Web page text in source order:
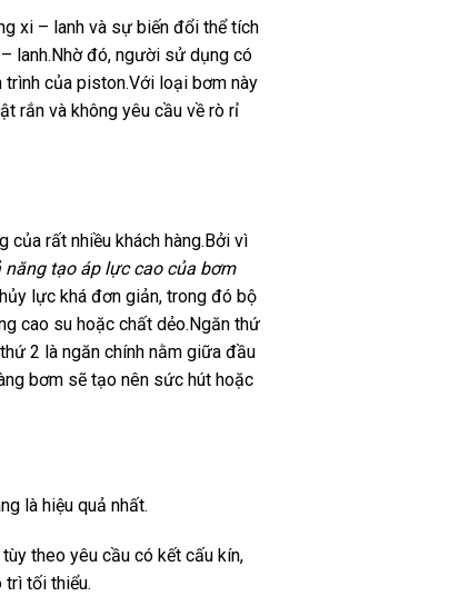
xi – lanh và sự biến đổi thể tích
lanh.Nhờ đó, người sử dụng có
của piston.Với loại bơm này
rắn và không yêu cầu về rò rỉ
rất nhiều khách hàng.Bởi vì
năng tạo áp lực cao của bơm
lực khá đơn giản, trong đó bộ
cao su hoặc chất dẻo.Ngăn thứ
2 là ngăn chính nằm giữa đầu
bơm sẽ tạo nên sức hút hoặc
là hiệu quả nhất.
theo yêu cầu có kết cấu kín,
trì tối thiểu.